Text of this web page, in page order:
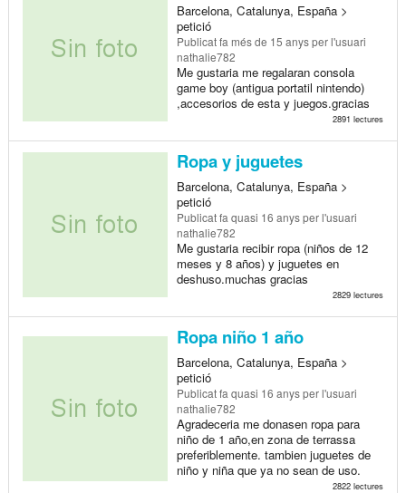
Barcelona, Catalunya, España >
petició
Publicatfa més de 15 anysper l'usuari
nathalie782
Me gustaria me regalaran consola
game boy (antigua portatil nintendo)
,accesorios de esta y juegos.gracias
2891 lectures
Ropa y juguetes
Barcelona, Catalunya, España >
petició
Publicatfa quasi 16 anysper l'usuari
nathalie782
Me gustaria recibir ropa (niños de 12
meses y 8 años) y juguetes en
deshuso.muchas gracias
2829 lectures
Ropa niño 1 año
Barcelona, Catalunya, España >
petició
Publicatfa quasi 16 anysper l'usuari
nathalie782
Agradeceria me donasen ropa para
niño de 1 año,en zona de terrassa
preferiblemente. tambien juguetes de
niño y niña que ya no sean de uso.
2822 lectures